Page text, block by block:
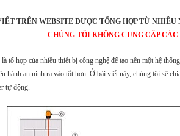
TRÊN WEBSITE ĐƯỢC TỔNG HỢP TỪ
CHÚNG TÔI KHÔNG CUNG CẤP
tổ hợp của nhiều thiết bị công nghệ để tạo nên một hệ
hành an ninh ra vào tốt hơn. Ở bài viết này, chúng tôi sẽ
tự động.